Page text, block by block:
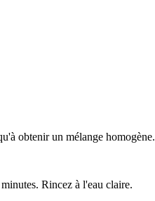
obtenir un mélange homogène.
Rincez à l'eau claire.